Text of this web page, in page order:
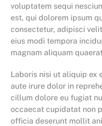
voluptatem sequi
est, qui dolorem ipsum
consectetur, adipisci
eius modi tempora
magnam aliquam
Laboris nisi ut aliquip ex
aute irure dolor in
cillum dolore eu fugiat
occaecat cupidatat non
officia deserunt mollit